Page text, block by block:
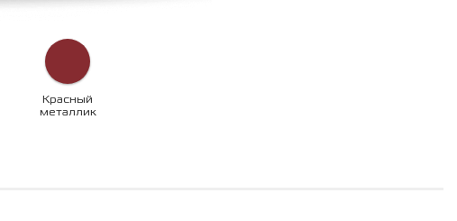
Красный
металлик